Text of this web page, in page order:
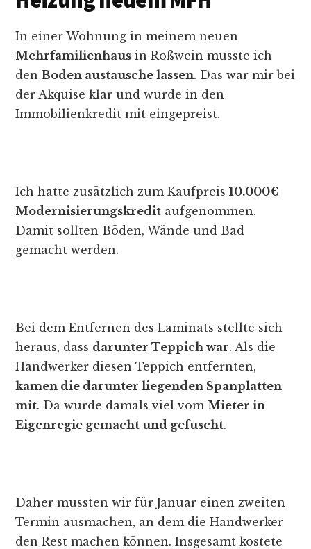
In einer Wohnung in meinem neuen
Mehrfamilienhaus in Roßwein musste ich
denBoden austausche lassen. Das war mir bei
der Akquise klar und wurde in den
Immobilienkredit mit eingepreist.
Ich hatte zusätzlich zum Kaufpreis10.000€
Modernisierungskredit aufgenommen.
Damit sollten Böden, Wände und Bad
gemacht werden.
Bei dem Entfernen des Laminats stellte sich
heraus, dass darunter Teppich war. Als die
Handwerker diesen Teppich entfernten,
kamen die darunter liegenden Spanplatten
mit. Da wurde damals viel vom Mieter in
Eigenregie gemacht und gefuscht.
Daher mussten wir für Januar einen zweiten
Termin ausmachen, an dem die Handwerker
den Rest machen können. Insgesamt kostete